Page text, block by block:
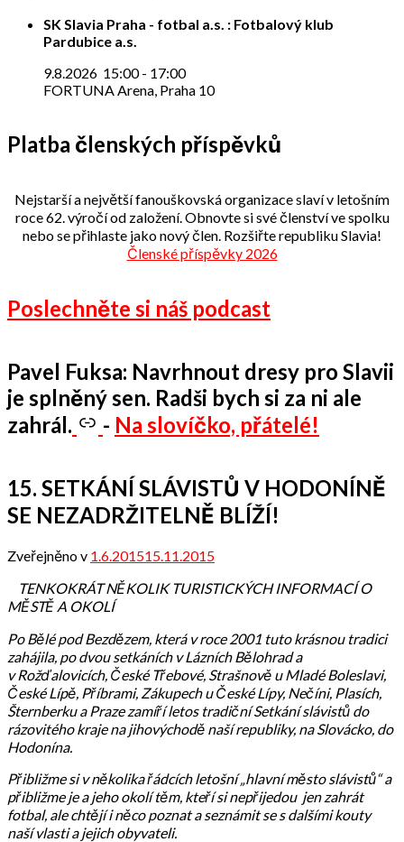
SK Slavia Praha - fotbal a.s. : Fotbalový klub
Pardubice a.s.
9.8.2026 15:00- 17:00
FORTUNA Arena, Praha 10
Platba členských příspěvků
Nejstarší a největší fanouškovská organizace slaví v letošním
roce 62. výročí od založení. Obnovte si své členství ve spolku
nebo se přihlaste jako nový člen. Rozšiřte republiku Slavia!
Členské příspěvky 2026
Poslechněte si náš podcast
Pavel Fuksa: Navrhnout dresy pro Slavii
je splněný sen. Radši bych si za ni ale
zahrál.
- Na slovíčko, přátelé!
15. SETKÁNÍ SLÁVISTŮ V HODONÍNĚ
SE NEZADRŽITELNĚ BLÍŽÍ!
Zveřejněno v 1.6.201515.11.2015
TENKOKRÁT NĚKOLIK TURISTICKÝCH INFORMACÍ O
MĚSTĚ A OKOLÍ
Po Bělé pod Bezdězem, která v roce 2001 tuto krásnou tradici
zahájila, po dvou setkáních v Lázních Bělohrad a
v Rožďalovicích, České Třebové, Strašnově u Mladé Boleslavi,
České Lípě, Příbrami, Zákupech u České Lípy, Nečíni, Plasích,
Šternberku a Praze zamíří letos tradiční Setkání slávistů do
rázovitého kraje na jihovýchodě naší republiky, na Slovácko, do
Hodonína.
Přibližme si v několika řádcích letošní „hlavní město slávistů“ a
přibližme je a jeho okolí těm, kteří si nepřijedou jen zahrát
fotbal, ale chtějí i něco poznat a seznámit se s dalšími kouty
naší vlasti a jejich obyvateli.